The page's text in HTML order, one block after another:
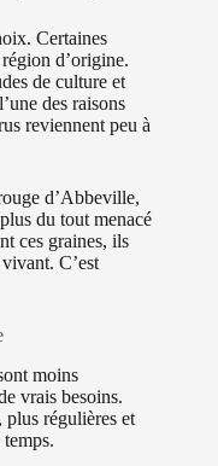
Certaines
d’origine.
de culture et
des raisons
reviennent peu à
d’Abbeville,
du tout menacé
ces graines, ils
C’est
moins
vrais besoins.
plus régulières et